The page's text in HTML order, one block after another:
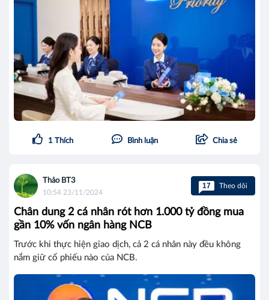
1 Thích Bình luận Chia sẻ
Thảo BT3
10:54 23/11/2024
17 Theo dõi
Chân dung 2 cá nhân rót hơn 1.000 tỷ đồng mua
gần 10% vốn ngân hàng NCB
Trước khi thực hiện giao dịch, cả 2 cá nhân này đều không
nắm giữ cổ phiếu nào của NCB.